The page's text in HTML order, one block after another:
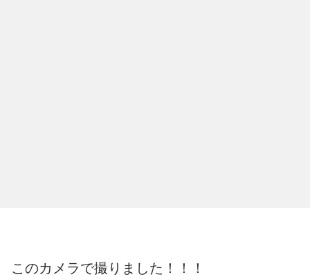
このカメラで撮りました！！！